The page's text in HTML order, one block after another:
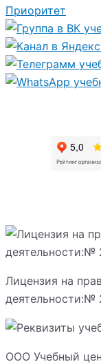
Лицензия на
деятельности:№
ООО Учебный